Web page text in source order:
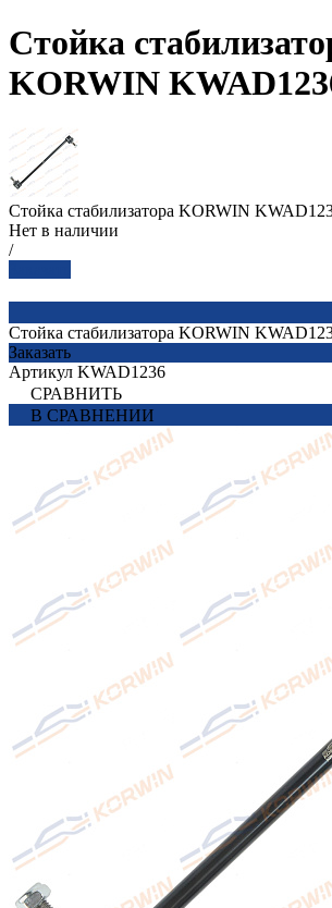
Стойка
KORWIN
Стойка стабилизатора KORWIN
Нет в наличии
/
Стойка стабилизатора KORWIN
Заказать
Артикул KWAD1236
СРАВНИТЬ
В СРАВНЕНИИ